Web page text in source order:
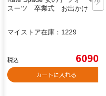
スーツ 卒業式 お出かけ
マイストア在庫： 1229
税込 6090
カートに入れる